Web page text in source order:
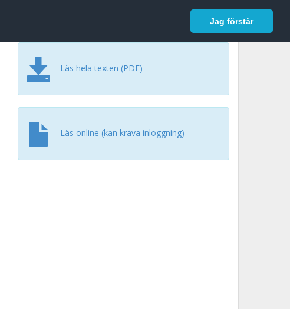
Jag förstår
Logga in
Läs hela texten (PDF)
Läs online (kan kräva inloggning)